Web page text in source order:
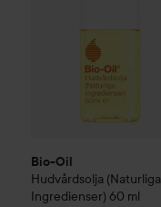
Bio-Oil
Hudvårdsolja (Naturliga
Ingredienser) 60 ml